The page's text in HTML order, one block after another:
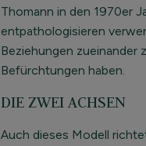
Thomann in den 1970er
entpathologisieren
Beziehungen zueinander
Befürchtungen haben.
DIE ZWEI ACHSEN
Auch dieses Modell